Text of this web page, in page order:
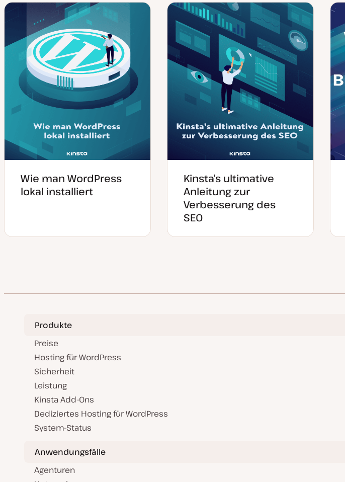
Wie man WordPress
lokal installiert
Kinsta’s ultimative
Anleitung zur
Verbesserung des
SEO
Produkte
Preise
Hosting für WordPress
Sicherheit
Leistung
Kinsta Add-Ons
Dediziertes Hosting für WordPress
System-Status
Anwendungsfälle
Agenturen